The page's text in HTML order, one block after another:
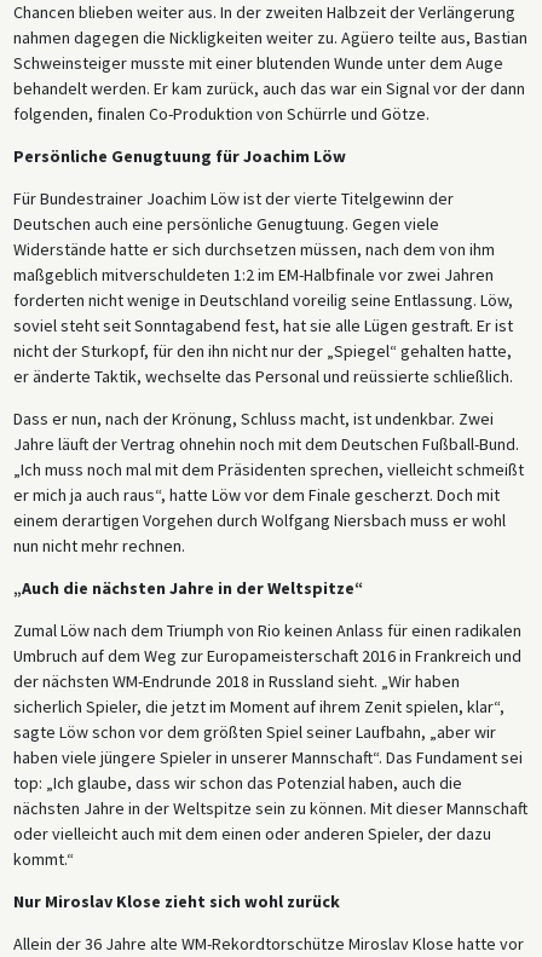
Chancen blieben weiter aus. In der zweiten Halbzeit der Verlängerung
nahmen dagegen die Nickligkeiten weiter zu. Agüero teilte aus, Bastian
Schweinsteiger musste mit einer blutenden Wunde unter dem Auge
behandelt werden. Er kam zurück, auch das war ein Signal vor der dann
folgenden, finalen Co-Produktion von Schürrle und Götze.
Persönliche Genugtuung für Joachim Löw
Für Bundestrainer Joachim Löw ist der vierte Titelgewinn der
Deutschen auch eine persönliche Genugtuung. Gegen viele
Widerstände hatte er sich durchsetzen müssen, nach dem von ihm
maßgeblich mitverschuldeten 1:2 im EM-Halbfinale vor zwei Jahren
forderten nicht wenige in Deutschland voreilig seine Entlassung. Löw,
soviel steht seit Sonntagabend fest, hat sie alle Lügen gestraft. Er ist
nicht der Sturkopf, für den ihn nicht nur der „Spiegel“ gehalten hatte,
er änderte Taktik, wechselte das Personal und reüssierte schließlich.
Dass er nun, nach der Krönung, Schluss macht, ist undenkbar. Zwei
Jahre läuft der Vertrag ohnehin noch mit dem Deutschen Fußball-Bund.
„Ich muss noch mal mit dem Präsidenten sprechen, vielleicht schmeißt
er mich ja auch raus“, hatte Löw vor dem Finale gescherzt. Doch mit
einem derartigen Vorgehen durch Wolfgang Niersbach muss er wohl
nun nicht mehr rechnen.
„Auch die nächsten Jahre in der Weltspitze“
Zumal Löw nach dem Triumph von Rio keinen Anlass für einen radikalen
Umbruch auf dem Weg zur Europameisterschaft 2016 in Frankreich und
der nächsten WM-Endrunde 2018 in Russland sieht. „Wir haben
sicherlich Spieler, die jetzt im Moment auf ihrem Zenit spielen, klar“,
sagte Löw schon vor dem größten Spiel seiner Laufbahn, „aber wir
haben viele jüngere Spieler in unserer Mannschaft“. Das Fundament sei
top: „Ich glaube, dass wir schon das Potenzial haben, auch die
nächsten Jahre in der Weltspitze sein zu können. Mit dieser Mannschaft
oder vielleicht auch mit dem einen oder anderen Spieler, der dazu
kommt.“
Nur Miroslav Klose zieht sich wohl zurück
Allein der 36 Jahre alte WM-Rekordtorschütze Miroslav Klose hatte vor